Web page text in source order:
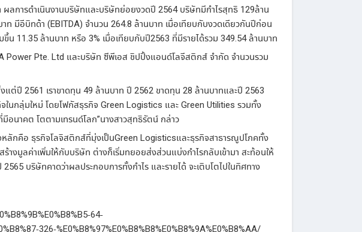
ลการดำเนินงานบริษัทและบริษัทย่อยงวดปี 2564 บริษัทมีกำไรสุทธิ 129ล้าน
มีอีบิทด้า (EBITDA) จำนวน 264.8 ล้านบาท เมื่อเทียบกับงวดเดียวกันปีก่อน
11.35 ล้านบาท หรือ 3% เมื่อเทียบกับปี2563 ที่มีรายได้รวม 349.54 ล้านบาท
Power Pte. Ltd และบริษัท ซีพีเอส ชิปปิ้งแอนด์โลจีสติกส์ จำกัด จำนวนรวม
ต่ปี 2561 เราขาดทุน 49 ล้านบาท ปี 2562 ขาดทุน 28 ล้านบาทและปี 2563
นกลุ่มใหม่ โดยโฟกัสธุรกิจ Green Logistics และ Green Utilities รวมทั้ง
อนาคต โตตามเทรนด์โลก”นางสาวสุทธิรัตน์ กล่าว
หลักคือ ธุรกิจโลจิสติกส์ที่มุ่งเป็นGreen Logisticsและธุรกิจสาธารณูปโภคทั้ง
งมูลค่าเพิ่มให้กับบริษัท ต่างก็เริ่มทยอยส่งส่วนแบ่งกำไรกลับเข้ามา สะท้อนให้
บริษัทคาดว่าผลประกอบการทั้งกำไร และรายได้ จะเติบโตไปในทิศทาง
64-
326-%E0%B8%97%E0%B8%B8%E0%B8%9A%E0%B8%AA/